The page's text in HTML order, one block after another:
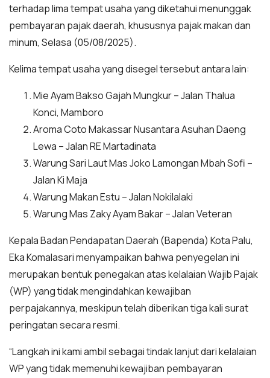
terhadap lima tempat usaha yang diketahui menunggak
pembayaran pajak daerah, khususnya pajak makan dan
minum, Selasa (05/08/2025).
Kelima tempat usaha yang disegel tersebut antara lain:
Mie Ayam Bakso Gajah Mungkur – Jalan Thalua
Konci, Mamboro
Aroma Coto Makassar Nusantara Asuhan Daeng
Lewa – Jalan RE Martadinata
Warung Sari Laut Mas Joko Lamongan Mbah Sofi –
Jalan Ki Maja
Warung Makan Estu – Jalan Nokilalaki
Warung Mas Zaky Ayam Bakar – Jalan Veteran
Kepala Badan Pendapatan Daerah (Bapenda) Kota Palu,
Eka Komalasari menyampaikan bahwa penyegelan ini
merupakan bentuk penegakan atas kelalaian Wajib Pajak
(WP) yang tidak mengindahkan kewajiban
perpajakannya, meskipun telah diberikan tiga kali surat
peringatan secara resmi.
“Langkah ini kami ambil sebagai tindak lanjut dari kelalaian
WP yang tidak memenuhi kewajiban pembayaran